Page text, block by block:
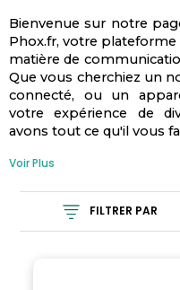
Bienvenue sur notre
Phox.fr, votre
matière de
Que vous cherchiez un
connecté, ou un
votre expérience de
avons tout ce qu'il vous
Voir Plus
FILTRER PAR